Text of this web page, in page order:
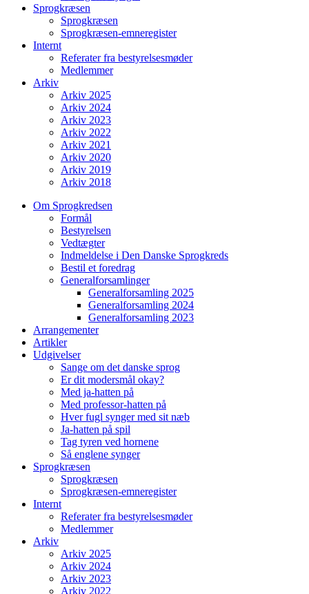
Sprogkræsen
Sprogkræsen
Sprogkræsen-emneregister
Internt
Referater fra bestyrelsesmøder
Medlemmer
Arkiv
Arkiv 2025
Arkiv 2024
Arkiv 2023
Arkiv 2022
Arkiv 2021
Arkiv 2020
Arkiv 2019
Arkiv 2018
Om Sprogkredsen
Formål
Bestyrelsen
Vedtægter
Indmeldelse i Den Danske Sprogkreds
Bestil et foredrag
Generalforsamlinger
Generalforsamling 2025
Generalforsamling 2024
Generalforsamling 2023
Arrangementer
Artikler
Udgivelser
Sange om det danske sprog
Er dit modersmål okay?
Med ja-hatten på
Med professor-hatten på
Hver fugl synger med sit næb
Ja-hatten på spil
Tag tyren ved hornene
Så englene synger
Sprogkræsen
Sprogkræsen
Sprogkræsen-emneregister
Internt
Referater fra bestyrelsesmøder
Medlemmer
Arkiv
Arkiv 2025
Arkiv 2024
Arkiv 2023
Arkiv 2022